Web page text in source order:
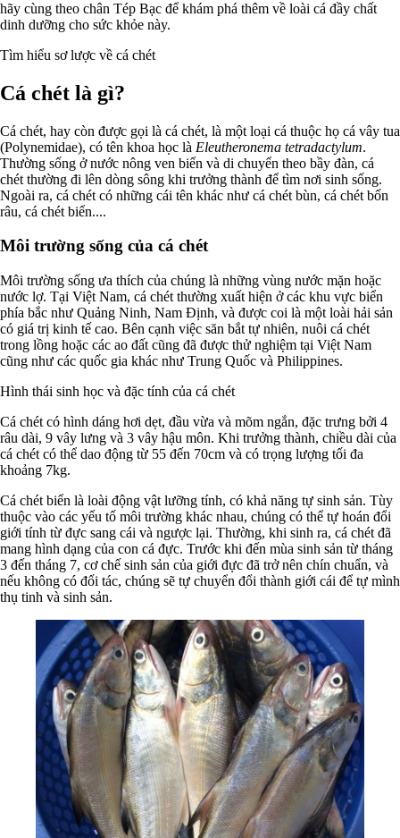
hãy cùng theo chân Tép Bạc để khám phá thêm về loài cá đầy chất
dinh dưỡng cho sức khỏe này.
Tìm hiểu sơ lược về cá chét
Cá chét là gì?
Cá chét, hay còn được gọi là cá chét, là một loại cá thuộc họ cá vây tua
(Polynemidae), có tên khoa học là Eleutheronema tetradactylum.
Thường sống ở nước nông ven biển và di chuyển theo bầy đàn, cá
chét thường đi lên dòng sông khi trưởng thành để tìm nơi sinh sống.
Ngoài ra, cá chét có những cái tên khác như cá chét bùn, cá chét bốn
râu, cá chét biển....
Môi trường sống của cá chét
Môi trường sống ưa thích của chúng là những vùng nước mặn hoặc
nước lợ. Tại Việt Nam, cá chét thường xuất hiện ở các khu vực biển
phía bắc như Quảng Ninh, Nam Định, và được coi là một loài hải sản
có giá trị kinh tế cao. Bên cạnh việc săn bắt tự nhiên, nuôi cá chét
trong lồng hoặc các ao đất cũng đã được thử nghiệm tại Việt Nam
cũng như các quốc gia khác như Trung Quốc và Philippines.
Hình thái sinh học và đặc tính của cá chét
Cá chét có hình dáng hơi dẹt, đầu vừa và mõm ngắn, đặc trưng bởi 4
râu dài, 9 vây lưng và 3 vây hậu môn. Khi trưởng thành, chiều dài của
cá chét có thể dao động từ 55 đến 70cm và có trọng lượng tối đa
khoảng 7kg.
Cá chét biển là loài động vật lưỡng tính, có khả năng tự sinh sản. Tùy
thuộc vào các yếu tố môi trường khác nhau, chúng có thể tự hoán đổi
giới tính từ đực sang cái và ngược lại. Thường, khi sinh ra, cá chét đã
mang hình dạng của con cá đực. Trước khi đến mùa sinh sản từ tháng
3 đến tháng 7, cơ chế sinh sản của giới đực đã trở nên chín chuẩn, và
nếu không có đối tác, chúng sẽ tự chuyển đổi thành giới cái để tự mình
thụ tinh và sinh sản.